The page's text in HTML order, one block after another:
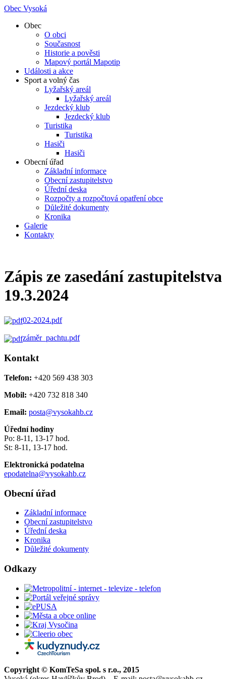
Obec Vysoká
Obec
O obci
Současnost
Historie a pověsti
Mapový portál Mapotip
Události a akce
Sport a volný čas
Lyžařský areál
Lyžařský areál
Jezdecký klub
Jezdecký klub
Turistika
Turistika
Hasiči
Hasiči
Obecní úřad
Základní informace
Obecní zastupitelstvo
Úřední deska
Rozpočty a rozpočtová opatření obce
Důležité dokumenty
Kronika
Galerie
Kontakty
Zápis ze zasedání zastupitelstva
19.3.2024
02-2024.pdf
záměr_pachtu.pdf
Kontakt
Telefon: +420 569 438 303
Mobil: +420 732 818 340
Email: posta@vysokahb.cz
Úřední hodiny
Po: 8-11, 13-17 hod.
St: 8-11, 13-17 hod.
Elektronická podatelna
epodatelna@vysokahb.cz
Obecní úřad
Základní informace
Obecní zastupitelstvo
Úřední deska
Kronika
Důležité dokumenty
Odkazy
Copyright © KomTeSa spol. s r.o., 2015